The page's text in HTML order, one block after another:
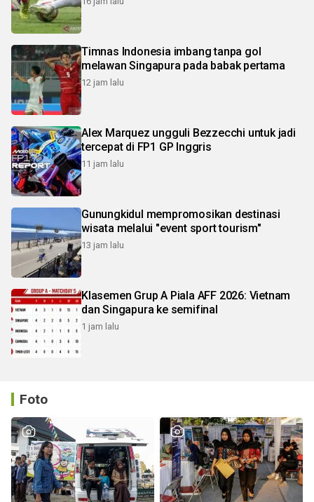
Timnas Indonesia imbang tanpa gol
melawan Singapura pada babak pertama
12 jam lalu
Alex Marquez ungguli Bezzecchi untuk jadi
tercepat di FP1 GP Inggris
11 jam lalu
Gunungkidul mempromosikan destinasi
wisata melalui "event sport tourism"
13 jam lalu
Klasemen Grup A Piala AFF 2026: Vietnam
dan Singapura ke semifinal
1 jam lalu
Foto